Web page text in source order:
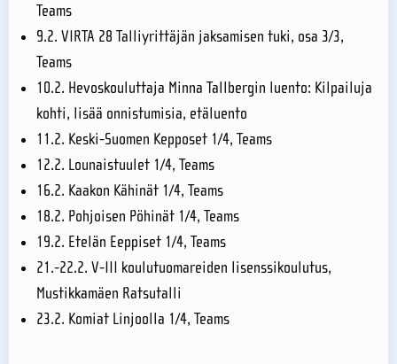
Teams
9.2. VIRTA 28 Talliyrittäjän jaksamisen tuki, osa 3/3,
Teams
10.2. Hevoskouluttaja Minna Tallbergin luento: Kilpailuja
kohti, lisää onnistumisia, etäluento
11.2. Keski-Suomen Kepposet 1/4, Teams
12.2. Lounaistuulet 1/4, Teams
16.2. Kaakon Kähinät 1/4, Teams
18.2. Pohjoisen Pöhinät 1/4, Teams
19.2. Etelän Eeppiset 1/4, Teams
21.-22.2. V-III koulutuomareiden lisenssikoulutus,
Mustikkamäen Ratsutalli
23.2. Komiat Linjoolla 1/4, Teams